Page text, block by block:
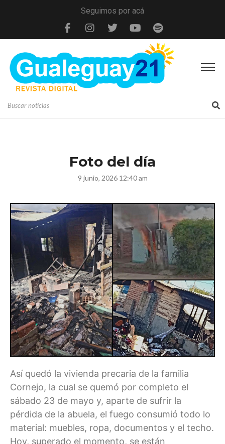
Seguimos por acá
Foto del día
9 junio, 2026 12:40 am
Así quedó la vivienda precaria de la familia
Cornejo, la cual se quemó por completo el
sábado 23 de mayo y, aparte de sufrir la
pérdida de la abuela, el fuego consumió todo lo
material: muebles, ropa, documentos y el techo.
Hoy, superado el momento, se están